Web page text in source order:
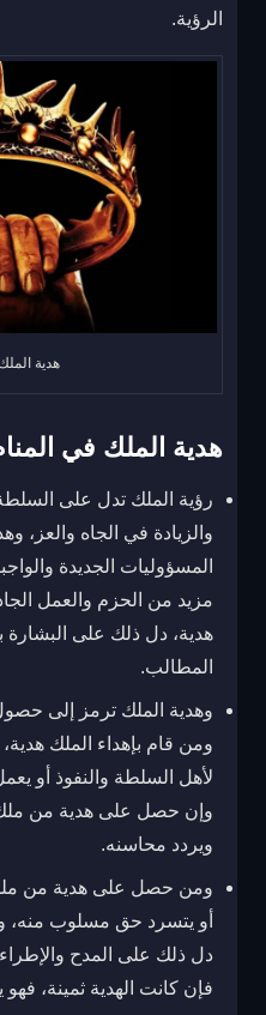
الرؤية.
هدية
هدية الملك في
رؤية الملك تدل على
والزيادة في الجاه والعز،
المسؤوليات الجديدة
مزيد من الحزم والعمل
هدية، دل ذلك على البشارة
المطالب.
وهدية الملك ترمز إلى
ومن قام بإهداء الملك
لأهل السلطة والنفوذ أو
وإن حصل على هدية من ملك
ويردد محاسنه.
ومن حصل على هدية من
أو يتسرد حق مسلوب منه،
دل ذلك على المدح
فإن كانت الهدية ثمينة،